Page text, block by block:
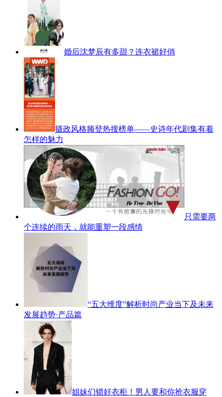
婚后沈梦辰有多甜？连衣裙好俏
摄政风格频登热搜榜单——史诗年代剧集有着
怎样的魅力
只需要两
个连续的雨天，就能重塑一段感情
“五大维度”解析时尚产业当下及未来
发展趋势·产品篇
姐妹们锁好衣柜！男人要和你抢衣服穿